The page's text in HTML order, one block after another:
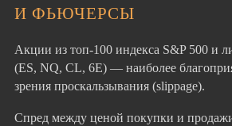
И ФЬЮЧЕРСЫ
Акции из топ-100 индекса S&P 500 и
(ES, NQ, CL, 6E) — наиболее
зрения проскальзывания (slippage).
Спред между ценой покупки и